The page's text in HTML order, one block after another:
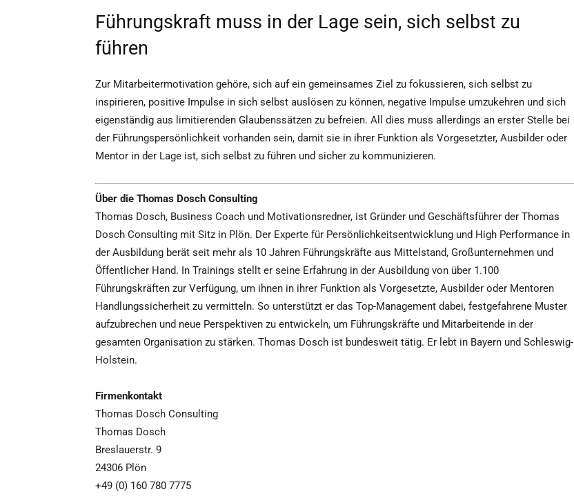
Führungskraft muss in der Lage sein, sich selbst zu
führen
Zur Mitarbeitermotivation gehöre, sich auf ein gemeinsames Ziel zu fokussieren, sich selbst zu
inspirieren, positive Impulse in sich selbst auslösen zu können, negative Impulse umzukehren und sich
eigenständig aus limitierenden Glaubenssätzen zu befreien. All dies muss allerdings an erster Stelle bei
der Führungspersönlichkeit vorhanden sein, damit sie in ihrer Funktion als Vorgesetzter, Ausbilder oder
Mentor in der Lage ist, sich selbst zu führen und sicher zu kommunizieren.
Über die Thomas Dosch Consulting
Thomas Dosch, Business Coach und Motivationsredner, ist Gründer und Geschäftsführer der Thomas
Dosch Consulting mit Sitz in Plön. Der Experte für Persönlichkeitsentwicklung und High Performance in
der Ausbildung berät seit mehr als 10 Jahren Führungskräfte aus Mittelstand, Großunternehmen und
Öffentlicher Hand. In Trainings stellt er seine Erfahrung in der Ausbildung von über 1.100
Führungskräften zur Verfügung, um ihnen in ihrer Funktion als Vorgesetzte, Ausbilder oder Mentoren
Handlungssicherheit zu vermitteln. So unterstützt er das Top-Management dabei, festgefahrene Muster
aufzubrechen und neue Perspektiven zu entwickeln, um Führungskräfte und Mitarbeitende in der
gesamten Organisation zu stärken. Thomas Dosch ist bundesweit tätig. Er lebt in Bayern und Schleswig-
Holstein.
Firmenkontakt
Thomas Dosch Consulting
Thomas Dosch
Breslauerstr. 9
24306 Plön
+49 (0) 160 780 7775